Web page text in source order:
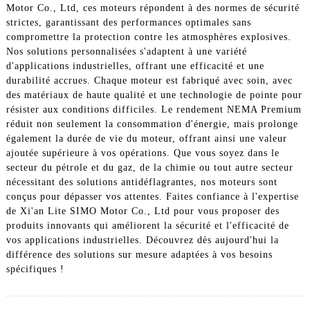
Motor Co., Ltd, ces moteurs répondent à des normes de sécurité
strictes, garantissant des performances optimales sans
compromettre la protection contre les atmosphères explosives.
Nos solutions personnalisées s'adaptent à une variété
d'applications industrielles, offrant une efficacité et une
durabilité accrues. Chaque moteur est fabriqué avec soin, avec
des matériaux de haute qualité et une technologie de pointe pour
résister aux conditions difficiles. Le rendement NEMA Premium
réduit non seulement la consommation d'énergie, mais prolonge
également la durée de vie du moteur, offrant ainsi une valeur
ajoutée supérieure à vos opérations. Que vous soyez dans le
secteur du pétrole et du gaz, de la chimie ou tout autre secteur
nécessitant des solutions antidéflagrantes, nos moteurs sont
conçus pour dépasser vos attentes. Faites confiance à l'expertise
de Xi'an Lite SIMO Motor Co., Ltd pour vous proposer des
produits innovants qui améliorent la sécurité et l'efficacité de
vos applications industrielles. Découvrez dès aujourd'hui la
différence des solutions sur mesure adaptées à vos besoins
spécifiques !